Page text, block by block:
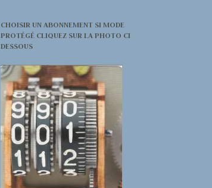
CHOISIR UN ABONNEMENT SI MODE
PROTÉGÉ CLIQUEZ SUR LA PHOTO CI
DESSOUS